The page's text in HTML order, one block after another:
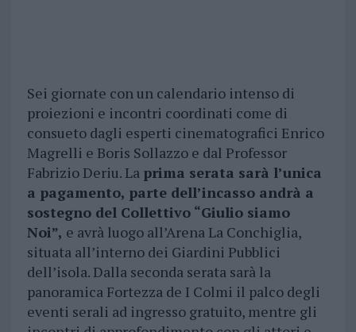
Sei giornate con un calendario intenso di
proiezioni e incontri coordinati come di
consueto dagli esperti cinematografici Enrico
Magrelli e Boris Sollazzo e dal Professor
Fabrizio Deriu. La prima serata sarà l’unica
a pagamento, parte dell’incasso andrà a
sostegno del Collettivo “Giulio siamo
Noi”, e avrà luogo all’Arena La Conchiglia,
situata all’interno dei Giardini Pubblici
dell’isola. Dalla seconda serata sarà la
panoramica Fortezza de I Colmi il palco degli
eventi serali ad ingresso gratuito, mentre gli